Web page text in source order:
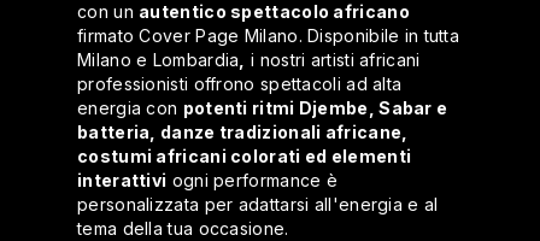
con un autentico spettacolo africano
firmato Cover Page Milano. Disponibile in tutta
Milano e Lombardia, i nostri artisti africani
professionisti offrono spettacoli ad alta
energia con potenti ritmi Djembe, Sabar e
batteria, danze tradizionali africane,
costumi africani colorati ed elementi
interattivi ogni performance è
personalizzata per adattarsi all'energia e al
tema della tua occasione.